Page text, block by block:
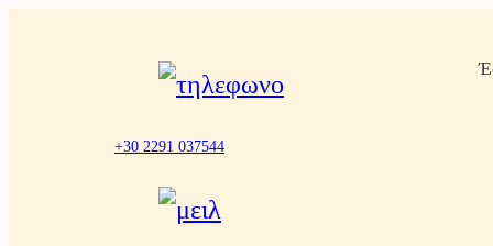
+30 2291 037544